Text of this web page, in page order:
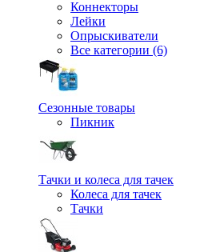
Коннекторы
Лейки
Опрыскиватели
Все категории (6)
Сезонные товары
Пикник
Тачки и колеса для тачек
Колеса для тачек
Тачки